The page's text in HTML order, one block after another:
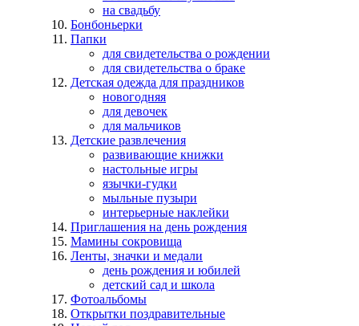
на свадьбу
Бонбоньерки
Папки
для свидетельства о рождении
для свидетельства о браке
Детская одежда для праздников
новогодняя
для девочек
для мальчиков
Детские развлечения
развивающие книжки
настольные игры
язычки-гудки
мыльные пузыри
интерьерные наклейки
Приглашения на день рождения
Мамины сокровища
Ленты, значки и медали
день рождения и юбилей
детский сад и школа
Фотоальбомы
Открытки поздравительные